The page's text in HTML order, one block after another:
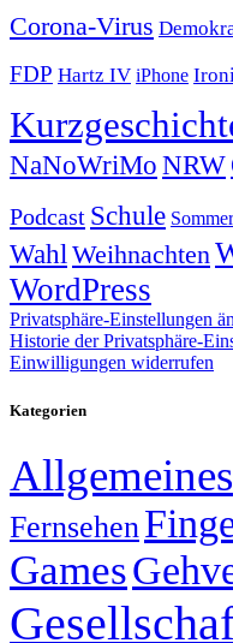
Corona-Virus
FDP Hartz IV iPhone
NaNoWriMo NRW
Podcast Schule Sommer
WahlWeihnachten
WordPress
Privatsphäre-Einstellungen
Historie der Privatsphäre-
Einwilligungen widerrufen
Kategorien
Allgemeines
Fernsehen
Games